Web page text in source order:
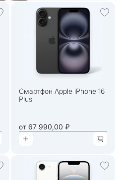
Смартфон Apple iPhone 16
Plus
от67 990,00 ₽